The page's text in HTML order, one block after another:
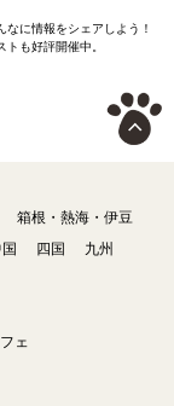
に情報をシェアしよう！
も好評開催中。
箱根・熱海・伊豆
四国
九州
ェ